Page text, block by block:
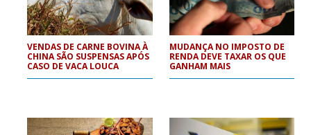
VENDAS DE CARNE BOVINA À
CHINA SÃO SUSPENSAS APÓS
CASO DE VACA LOUCA
MUDANÇA NO IMPOSTO DE
RENDA DEVE TAXAR OS QUE
GANHAM MAIS